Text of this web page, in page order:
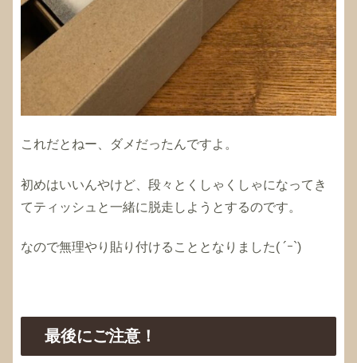
これだとねー、ダメだったんですよ。
初めはいいんやけど、段々とくしゃくしゃになってき
てティッシュと一緒に脱走しようとするのです。
なので無理やり貼り付けることとなりました( ´ｰ`)
最後にご注意！